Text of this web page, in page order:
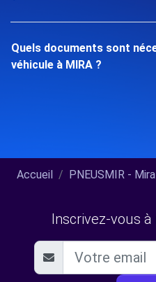
Quels documents sont
véhicule à MIRA ?
Accueil PNEUSMIR -
Inscrivez-vous